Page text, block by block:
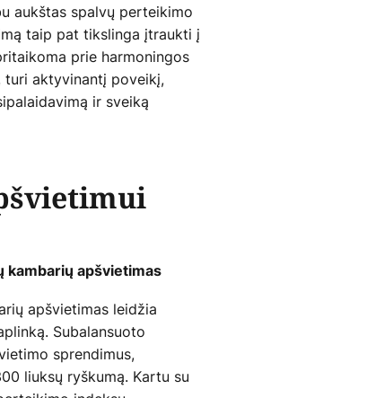
aukštas spalvų perteikimo
taip pat tikslinga įtraukti į
prie harmoningos
turi aktyvinantį poveikį,
ir sveiką
kambarių apšvietimas
apšvietimas leidžia
Subalansuoto
sprendimus,
liuksų ryškumą. Kartu su